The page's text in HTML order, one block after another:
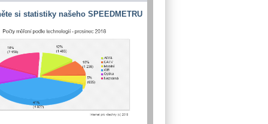
si statistiky našeho SPEEDMETRU